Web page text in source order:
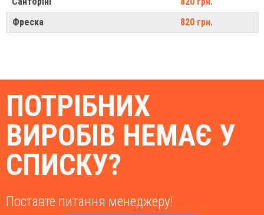
Фреска
820 грн.
ПОТРІБНИХ
ВИРОБІВ НЕМАЄ У
СПИСКУ?
Поставте питання менеджеру!